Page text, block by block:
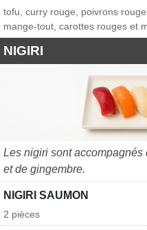
tofu, curry rouge, poivrons
mange-tout, carottes rouges et
NIGIRI
Les nigiri sont
et de gingembre.
NIGIRI SAUMON
2 pièces